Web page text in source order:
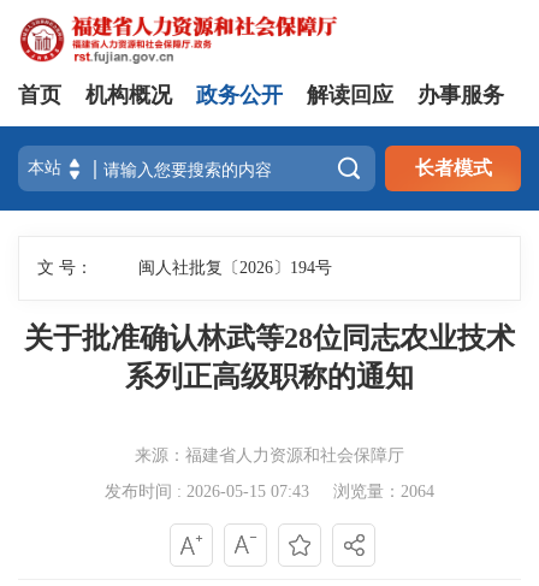
首页 机构概况 政务公开 解读回应 办事服务
 长者模式
文 号： 闽人社批复〔2026〕194号
关于批准确认林武等28位同志农业技术
系列正高级职称的通知
来源：福建省人力资源和社会保障厅
发布时间 : 2026-05-15 07:43
浏览量：2064